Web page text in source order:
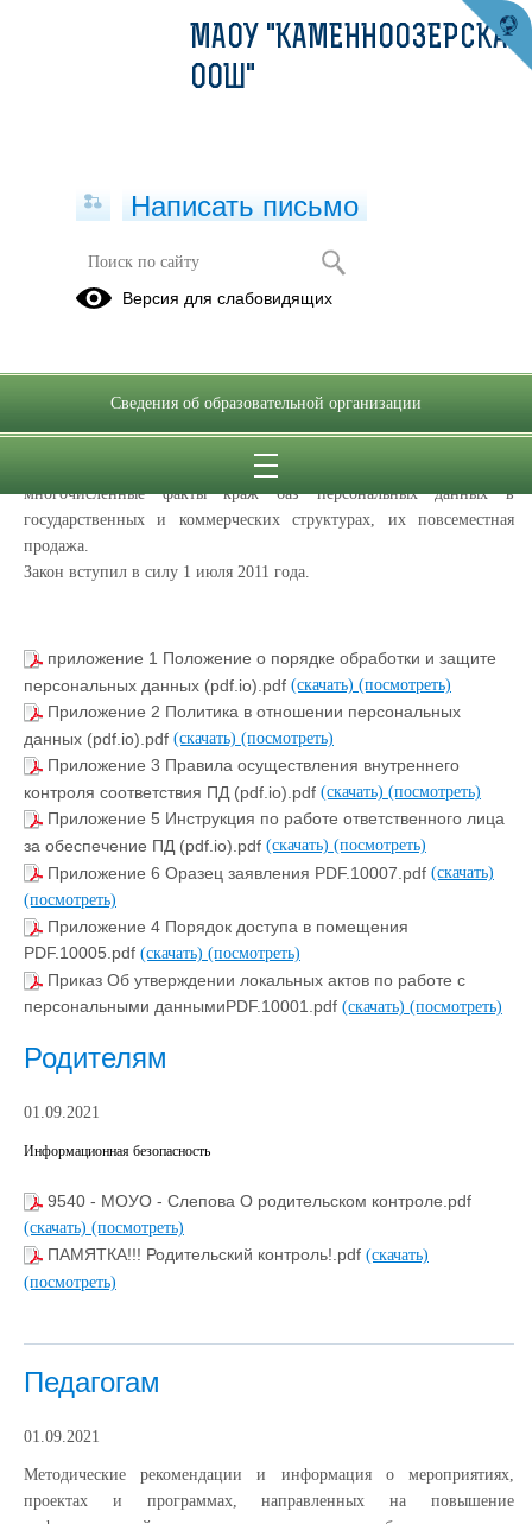
Информационная безопасность
том числе защиты прав на неприкосновенность частной жизни,
личную и семейную тайну.
Одной из причин принятия данного закона послужили
многочисленные факты краж баз персональных данных в
государственных и коммерческих структурах, их повсеместная
продажа.
Закон вступил в силу 1 июля 2011 года.
приложение 1 Положение о порядке обработки и защите
персональных данных (pdf.io).pdf (скачать) (посмотреть)
Приложение 2 Политика в отношении персональных
данных (pdf.io).pdf (скачать) (посмотреть)
Приложение 3 Правила осуществления внутреннего
контроля соответствия ПД (pdf.io).pdf (скачать) (посмотреть)
Приложение 5 Инструкция по работе ответственного лица
за обеспечение ПД (pdf.io).pdf (скачать) (посмотреть)
Приложение 6 Оразец заявления PDF.10007.pdf (скачать)
(посмотреть)
Приложение 4 Порядок доступа в помещения
PDF.10005.pdf (скачать) (посмотреть)
Приказ Об утверждении локальных актов по работе с
персональными даннымиPDF.10001.pdf (скачать) (посмотреть)
Родителям
01.09.2021
Информационная безопасность
9540 - МОУО - Слепова О родительском контроле.pdf
(скачать) (посмотреть)
ПАМЯТКА!!! Родительский контроль!.pdf (скачать)
(посмотреть)
Педагогам
01.09.2021
Методические рекомендации и информация о мероприятиях,
проектах и программах, направленных на повышение
МАОУ "КАМЕННООЗЕРСКАЯ
ООШ"
Написать письмо
Версия для слабовидящих
Сведения об образовательной организации